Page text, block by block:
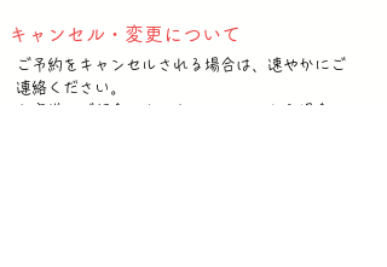
キャンセル・変更について
ご予約をキャンセルされる場合は、速やかにご
連絡ください。
お客様のご都合によりキャンセルされる場合、